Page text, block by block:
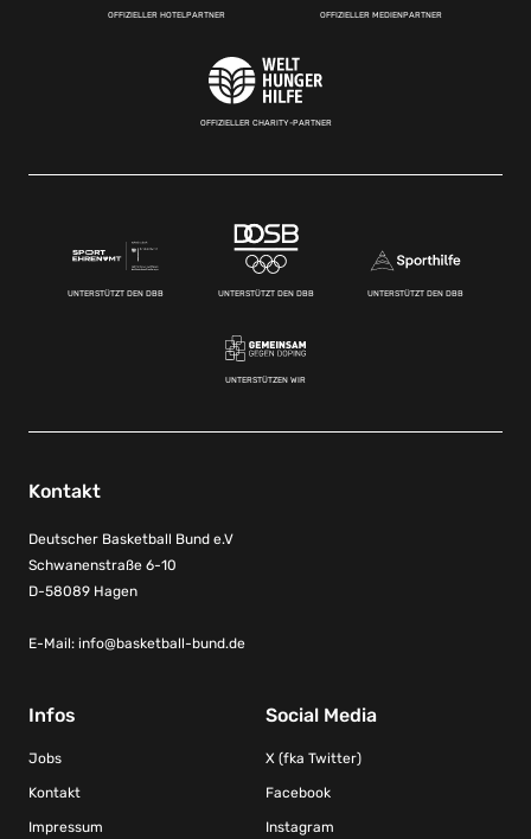
OFFIZIELLER HOTELPARTNER OFFIZIELLER MEDIENPARTNER
OFFIZIELLER CHARITY-PARTNER
UNTERSTÜTZT DEN DBB UNTERSTÜTZT DEN DBB UNTERSTÜTZT DEN DBB
UNTERSTÜTZEN WIR
Kontakt
Deutscher Basketball Bund e.V
Schwanenstraße 6-10
D-58089 Hagen
E-Mail: info@basketball-bund.de
Infos
Jobs
Kontakt
Impressum
Social Media
X (fka Twitter)
Facebook
Instagram